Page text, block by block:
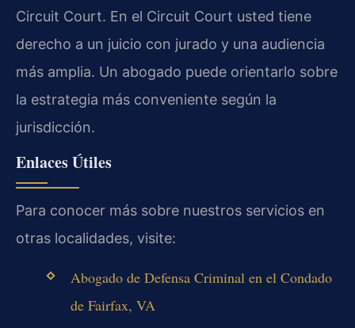
Circuit Court. En el Circuit Court usted tiene
derecho a un juicio con jurado y una audiencia
más amplia. Un abogado puede orientarlo sobre
la estrategia más conveniente según la
jurisdicción.
Enlaces Útiles
Para conocer más sobre nuestros servicios en
otras localidades, visite:
Abogado de Defensa Criminal en el Condado
de Fairfax, VA